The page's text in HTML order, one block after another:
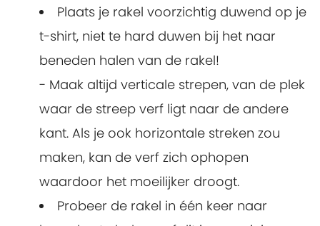
Plaats je rakel voorzichtig duwend op je
t-shirt, niet te hard duwen bij het naar
beneden halen van de rakel!
- Maak altijd verticale strepen, van de plek
waar de streep verf ligt naar de andere
kant. Als je ook horizontale streken zou
maken, kan de verf zich ophopen
waardoor het moeilijker droogt.
Probeer de rakel in één keer naar